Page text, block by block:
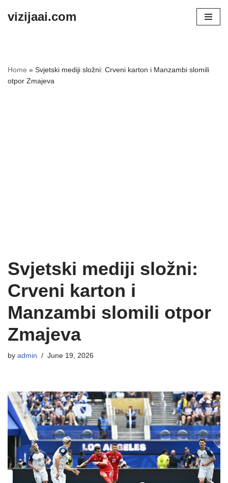
vizijaai.com
Home » Svjetski mediji složni: Crveni karton i Manzambi slomili
otpor Zmajeva
Svjetski mediji složni:
Crveni karton i
Manzambi slomili otpor
Zmajeva
by admin June 19, 2026